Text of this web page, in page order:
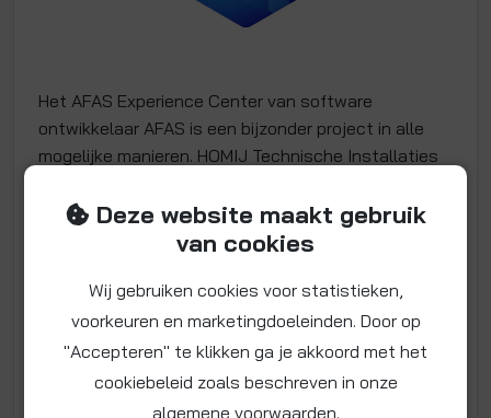
Het AFAS Experience Center van software
ontwikkelaar AFAS is een bijzonder project in alle
mogelijke manieren. HOMIJ Technische Installaties
van ca. 1500 kogelkranen, en in totaal zijn bijna
9.000 John Guest / Easy-Fitt insteekkoppelingen
Project: AFAS Experience Center
Olmenlaan 1, Leusden
Vloeroppervlak:62.000 m2
Opleverdatum:2020
Deze website maakt gebruik
van cookies
Wij gebruiken cookies voor statistieken,
voorkeuren en marketingdoeleinden. Door op
"Accepteren" te klikken ga je akkoord met het
cookiebeleid zoals beschreven in onze
algemene voorwaarden.